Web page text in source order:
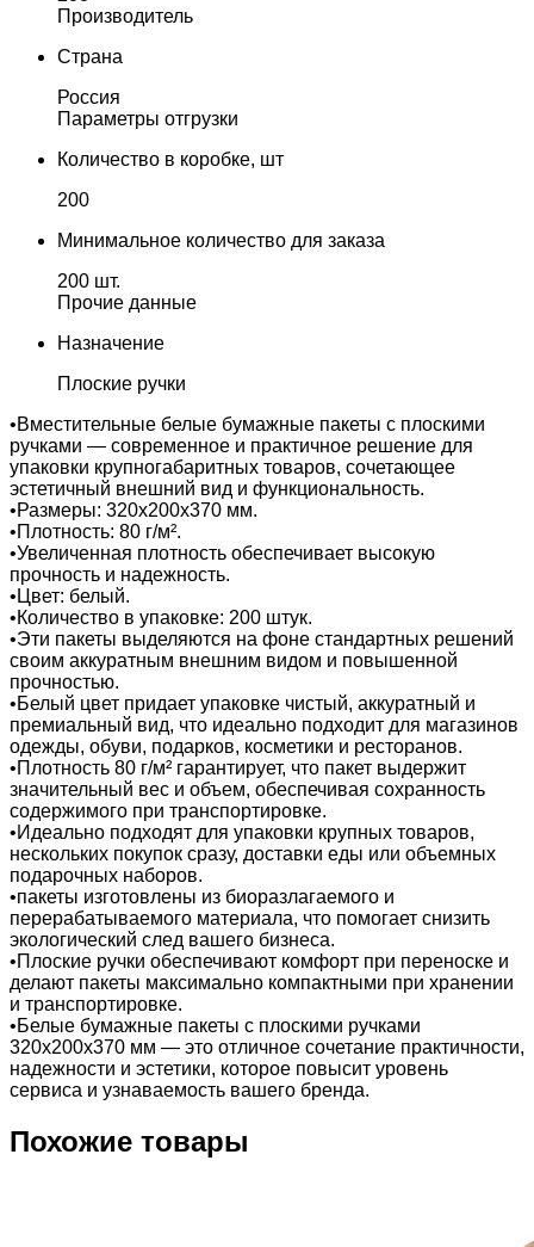
Производитель
Страна
Россия
Параметры отгрузки
Количество в коробке, шт
200
Минимальное количество для заказа
200 шт.
Прочие данные
Назначение
Плоские ручки
•Вместительные белые бумажные пакеты с плоскими
ручками — современное и практичное решение для
упаковки крупногабаритных товаров, сочетающее
эстетичный внешний вид и функциональность.
•Размеры: 320х200х370 мм.
•Плотность: 80 г/м².
•Увеличенная плотность обеспечивает высокую
прочность и надежность.
•Цвет: белый.
•Количество в упаковке: 200 штук.
•Эти пакеты выделяются на фоне стандартных решений
своим аккуратным внешним видом и повышенной
прочностью.
•Белый цвет придает упаковке чистый, аккуратный и
премиальный вид, что идеально подходит для магазинов
одежды, обуви, подарков, косметики и ресторанов.
•Плотность 80 г/м² гарантирует, что пакет выдержит
значительный вес и объем, обеспечивая сохранность
содержимого при транспортировке.
•Идеально подходят для упаковки крупных товаров,
нескольких покупок сразу, доставки еды или объемных
подарочных наборов.
•пакеты изготовлены из биоразлагаемого и
перерабатываемого материала, что помогает снизить
экологический след вашего бизнеса.
•Плоские ручки обеспечивают комфорт при переноске и
делают пакеты максимально компактными при хранении
и транспортировке.
•Белые бумажные пакеты с плоскими ручками
320х200х370 мм — это отличное сочетание практичности,
надежности и эстетики, которое повысит уровень
сервиса и узнаваемость вашего бренда.
Похожие товары